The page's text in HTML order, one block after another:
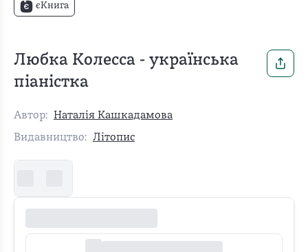
єКнига
Любка Колесса - українська
піаністка
Автор:
Наталія Кашкадамова
Видавництво: Літопис